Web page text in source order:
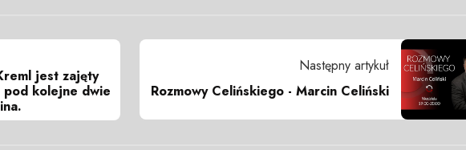
jest zajęty
pod kolejne dwie
Następny artykuł
Rozmowy Celińskiego - Marcin Celiński